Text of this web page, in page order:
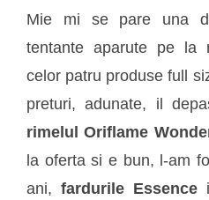
Mie mi se pare una
tentante aparute pe la
celor patru produse full
preturi, adunate, il
rimelul Oriflame
la oferta si e bun, l-am
ani, fardurile Essence